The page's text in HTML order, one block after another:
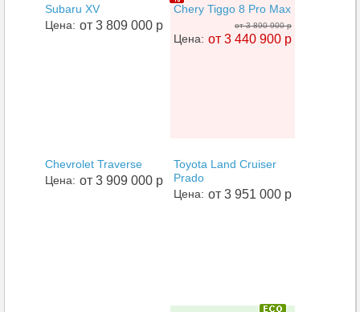
Subaru XV
от 3 809 000 р
Цена:
Chery Tiggo 8 Pro Max
от 3 890 900 р
от 3 440 900 р
Цена:
Chevrolet Traverse
от 3 909 000 р
Цена:
Toyota Land Cruiser
Prado
от 3 951 000 р
Цена: